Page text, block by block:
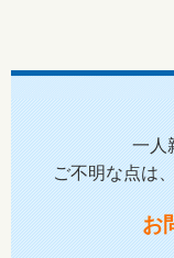
一人
ご不明な点は
お